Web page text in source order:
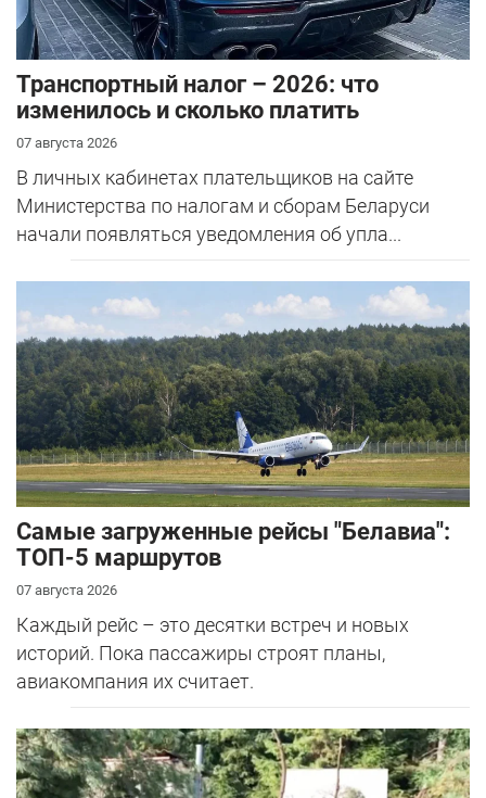
Транспортный налог – 2026: что
изменилось и сколько платить
07 августа 2026
В личных кабинетах плательщиков на сайте
Министерства по налогам и сборам Беларуси
начали появляться уведомления об упла...
Самые загруженные рейсы "Белавиа":
ТОП-5 маршрутов
07 августа 2026
Каждый рейс – это десятки встреч и новых
историй. Пока пассажиры строят планы,
авиакомпания их считает.